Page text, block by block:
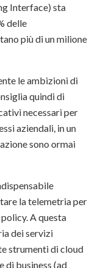
Interface) sta
delle
più di un milione
le ambizioni di
quindi di
necessari per
aziendali, in un
sono ormai
la telemetria per
A questa
dei servizi
strumenti di cloud
di business (ad